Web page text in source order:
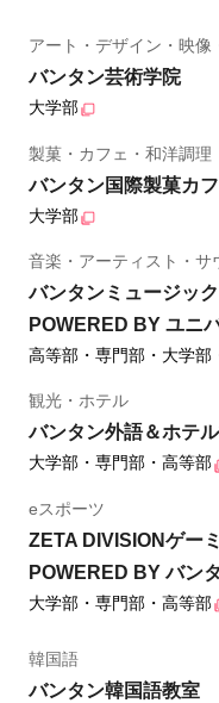
アート・デザイン・映像
バンタン芸術学院
大学部
製菓・カフェ・和洋調理
バンタン国際製菓カ
大学部
音楽・アーティスト・サ
バンタンミュージッ
POWERED BY ユニ
高等部・専門部・大学部
観光・ホテル
バンタン外語＆ホテ
大学部・専門部・高等部
eスポーツ
ZETA DIVISIONゲー
POWERED BY バン
大学部・専門部・高等部
韓国語
バンタン韓国語教室